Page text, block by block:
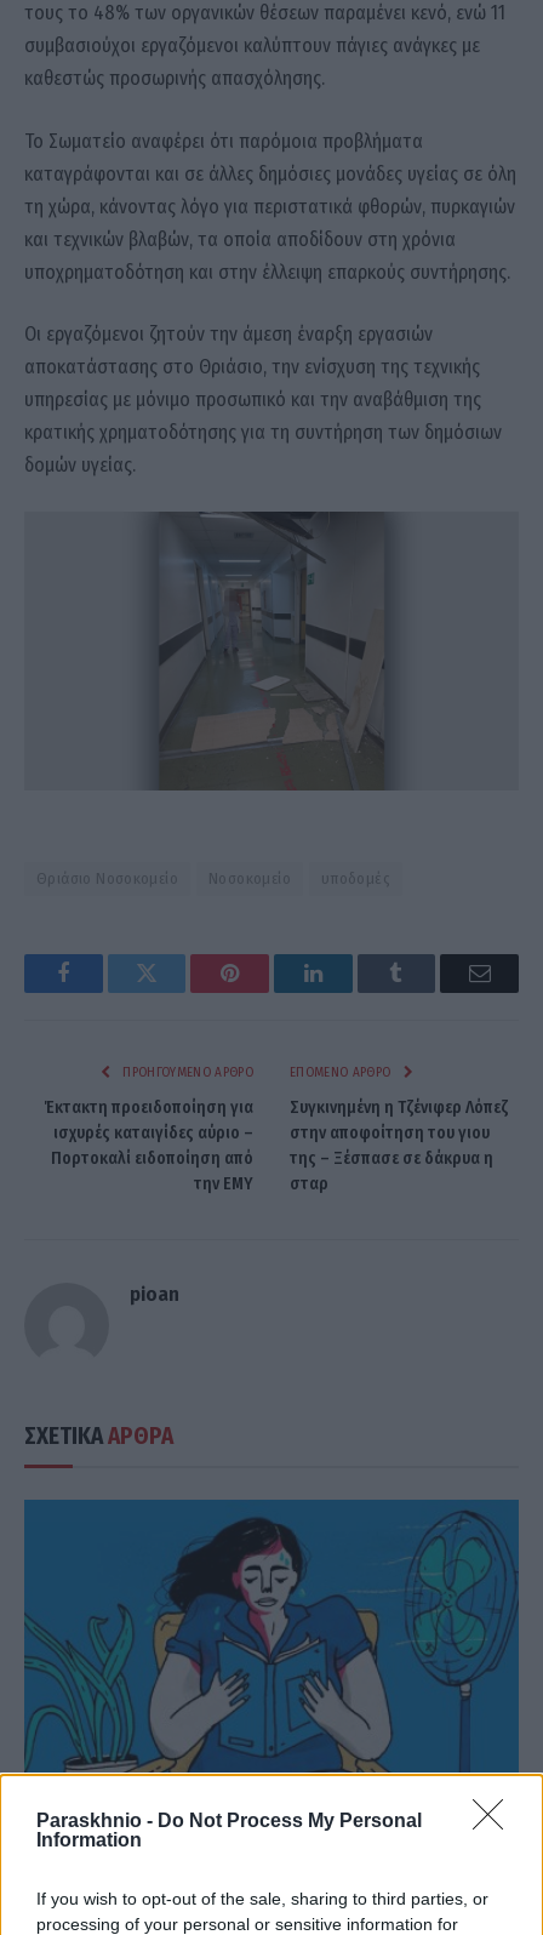
Paraskhnio - Do Not Process My Personal
Information
If you wish to opt-out of the sale, sharing to third parties, or
processing of your personal or sensitive information for
τους το 48% των οργανικών θέσεων παραμένει κενό, ενώ 11
συμβασιούχοι εργαζόμενοι καλύπτουν πάγιες ανάγκες με
καθεστώς προσωρινής απασχόλησης.
Το Σωματείο αναφέρει ότι παρόμοια προβλήματα
καταγράφονται και σε άλλες δημόσιες μονάδες υγείας σε όλη
τη χώρα, κάνοντας λόγο για περιστατικά φθορών, πυρκαγιών
και τεχνικών βλαβών, τα οποία αποδίδουν στη χρόνια
υποχρηματοδότηση και στην έλλειψη επαρκούς συντήρησης.
Οι εργαζόμενοι ζητούν την άμεση έναρξη εργασιών
αποκατάστασης στο Θριάσιο, την ενίσχυση της τεχνικής
υπηρεσίας με μόνιμο προσωπικό και την αναβάθμιση της
κρατικής χρηματοδότησης για τη συντήρηση των δημόσιων
δομών υγείας.
Θριάσιο Νοσοκομείο Νοσοκομείο υποδομές
FacebookTwitter Pinterest LinkedInTumblr Email
ΠΡΟΗΓΟΎΜΕΝΟ ΆΡΘΡΟ
Έκτακτη προειδοποίηση για
ισχυρές καταιγίδες αύριο –
Πορτοκαλί ειδοποίηση από
την ΕΜΥ
ΕΠΌΜΕΝΟ ΆΡΘΡΟ
Συγκινημένη η Τζένιφερ Λόπεζ
στην αποφοίτηση του γιου
της – Ξέσπασε σε δάκρυα η
σταρ
pioan
ΣΧΕΤΙΚΑΑΡΘΡΑ
Καλοκαίρι και γυναικεία υγεία: 5 προβλήματα που
εμφανίζονται συχνότερα